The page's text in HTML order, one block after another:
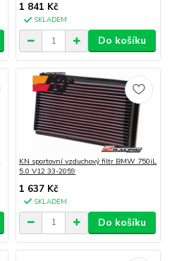
1 841 Kč
SKLADEM
Do košíku
KN sportovní vzduchový filtr BMW 750iL
5.0 V12 33-2059
1 637 Kč
SKLADEM
Do košíku